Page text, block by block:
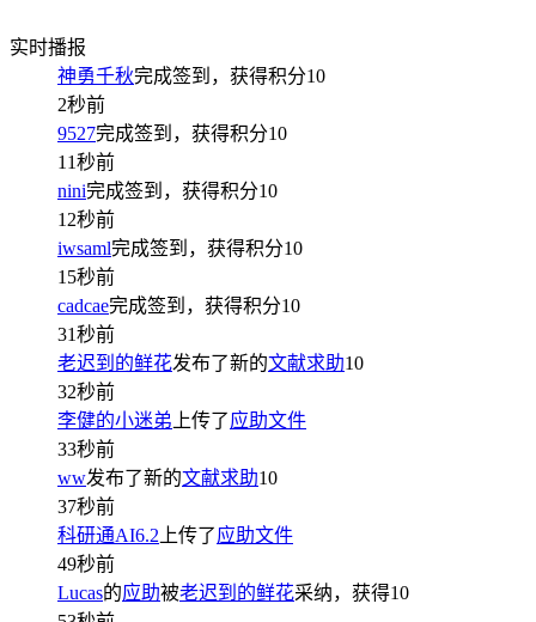
实时播报
神勇千秋完成签到，获得积分10
2秒前
9527完成签到，获得积分10
11秒前
nini完成签到，获得积分10
12秒前
iwsaml完成签到，获得积分10
15秒前
cadcae完成签到，获得积分10
31秒前
老迟到的鲜花发布了新的文献求助10
32秒前
李健的小迷弟 上传了应助文件
33秒前
ww发布了新的文献求助10
37秒前
科研通AI6.2 上传了应助文件
49秒前
Lucas的应助被老迟到的鲜花采纳，获得10